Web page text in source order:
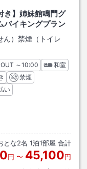
き】姉妹館鳴門グ
バイキングプラン
ん）禁煙（トイレ
ン チェックアウト
～10:00
和室
禁煙
い
とな2名 1泊1部屋 合計
円 〜 45,100円